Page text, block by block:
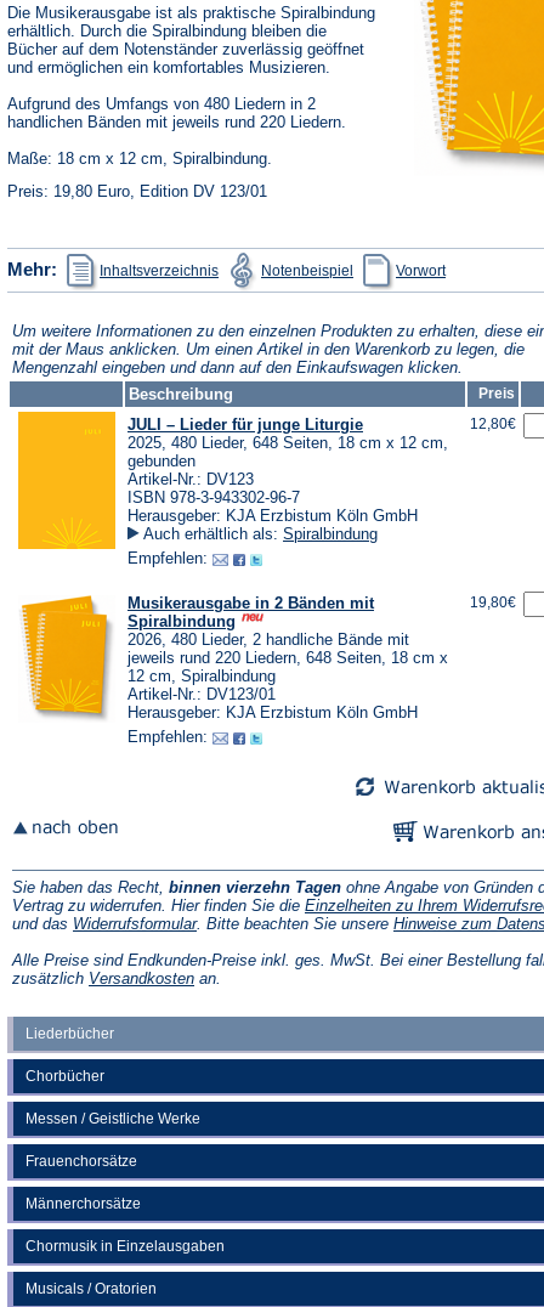
Liederbücher
Chorbücher
Messen / Geistliche Werke
Frauenchorsätze
Männerchorsätze
Chormusik in Einzelausgaben
Musicals / Oratorien
Die Musikerausgabe ist als praktische Spiralbindung
erhältlich. Durch die Spiralbindung bleiben die
Bücher auf dem Notenständer zuverlässig geöffnet
und ermöglichen ein komfortables Musizieren.
Aufgrund des Umfangs von 480 Liedern in 2
handlichen Bänden mit jeweils rund 220 Liedern.
Maße: 18 cm x 12 cm, Spiralbindung.
Preis: 19,80 Euro, Edition DV 123/01
Mehr: Inhaltsverzeichnis
(Öffnet
in
einem
Tab)
Notenbeispiel
(Öffnet
in
einem
Tab)
Vorwortin
einem
Tab)
Um weitere Informationen zu den einzelnen Produkten zu erhalten, diese
mit der Maus anklicken. Um einen Artikel in den Warenkorb zu legen, die
Mengenzahl eingeben und dann auf den Einkaufswagen klicken.
Beschreibung
Preis
JULI – Lieder für junge Liturgie
2025, 480 Lieder, 648 Seiten, 18 cm x 12 cm,
gebunden
Artikel-Nr.: DV123
ISBN 978-3-943302-96-7
Herausgeber: KJA Erzbistum Köln GmbH
Auch erhältlich als: Spiralbindung
Empfehlen:
12,80€
Musikerausgabe in 2 Bänden mit
Spiralbindung
2026, 480 Lieder, 2 handliche Bände mit
jeweils rund 220 Liedern, 648 Seiten, 18 cm x
12 cm, Spiralbindung
Artikel-Nr.: DV123/01
Herausgeber: KJA Erzbistum Köln GmbH
Empfehlen:
19,80€
Sie haben das Recht, binnen vierzehn Tagen ohne Angabe von Gründen
Vertrag zu widerrufen. Hier finden Sie die Einzelheiten zu Ihrem
und das Widerrufsformular(Öffnet
einem
neuen
. Bitte beachten Sie unsere Hinweise zum
Alle Preise sind Endkunden-Preise inkl. ges. MwSt. Bei einer Bestellung
zusätzlich Versandkosten(Öffnet
an.